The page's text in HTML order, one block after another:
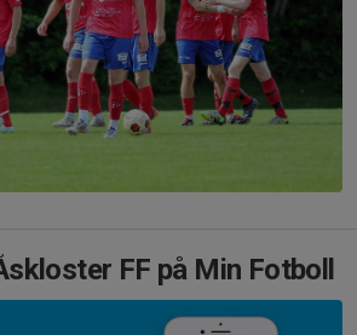
FF på Min Fotboll